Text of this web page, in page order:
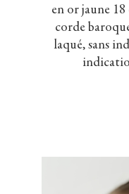
en or jaune
corde
laqué, sans